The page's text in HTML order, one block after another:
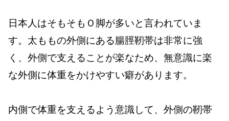
日本人はそもそもＯ脚が多いと言われていま
す。太ももの外側にある腸脛靭帯は非常に強
く、外側で支えることが楽なため、無意識に楽
な外側に体重をかけやすい癖があります。
内側で体重を支えるよう意識して、外側の靭帯